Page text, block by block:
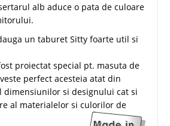
alb aduce o pata de culoare
un taburet Sitty foarte util si
proiectat special pt. masuta de
perfect acesteia atat din
dimensiunilor si designului cat si
al materialelor si culorilor de